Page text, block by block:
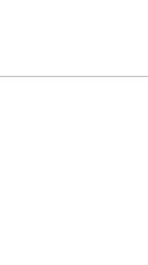
canapé」一份
螺一份230元」
酒/瓶裝啤酒 擇一